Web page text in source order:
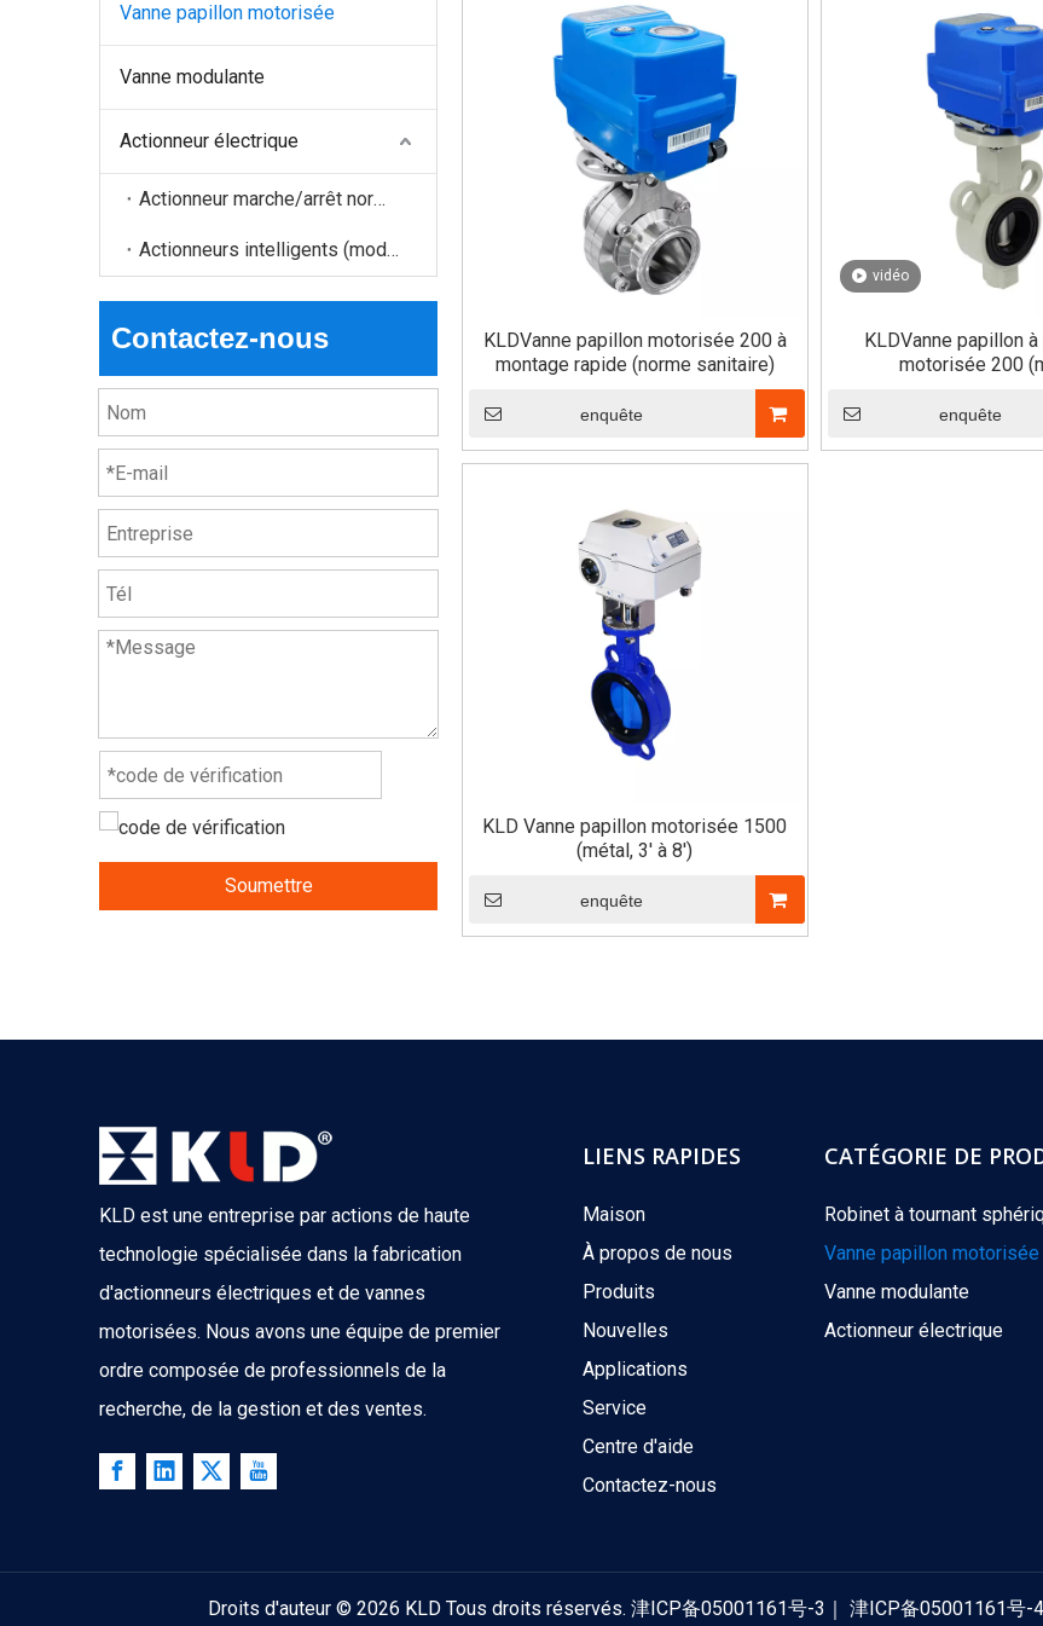
Vanne papillon motorisée
Vanne modulante
Actionneur électrique
Actionneur marche/arrêt normal
Actionneurs intelligents (modulation, Modbus, etc.)
Contactez-nous
Soumettre
KLDVanne papillon motorisée 200 à
montage rapide (norme sanitaire)
enquête
vidéo
KLDVanne papillon
motorisée 200
enquête
KLD Vanne papillon motorisée 1500
(métal, 3' à 8')
enquête
KLD est une entreprise par actions de haute
technologie spécialisée dans la fabrication
d'actionneurs électriques et de vannes
motorisées. Nous avons une équipe de premier
ordre composée de professionnels de la
recherche, de la gestion et des ventes.
LIENS RAPIDES
Maison
À propos de nous
Produits
Nouvelles
Applications
Service
Centre d'aide
Contactez-nous
CATÉGORIE DE
Robinet à tournant
Vanne papillon motorisée
Vanne modulante
Actionneur électrique
Droits d'auteur © 2026 KLD Tous droits réservés. 津ICP备05001161号-3 ｜ 津ICP备05001161号-4